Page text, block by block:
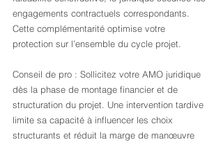
engagements contractuels correspondants.
Cette complémentarité optimise votre
protection sur l’ensemble du cycle projet.
Conseil de pro : Sollicitez votre AMO juridique
dès la phase de montage financier et de
structuration du projet. Une intervention tardive
limite sa capacité à influencer les choix
structurants et réduit la marge de manœuvre